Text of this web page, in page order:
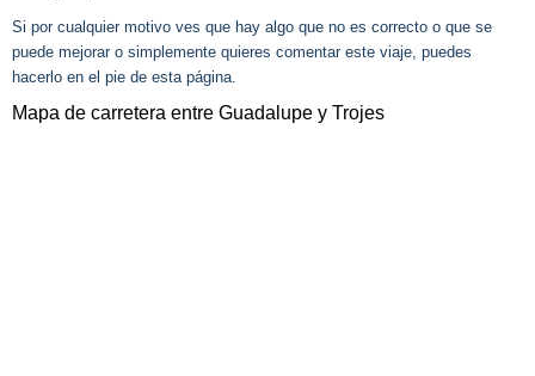
Si por cualquier motivo ves que hay algo que no es correcto o que se
puede mejorar o simplemente quieres comentar este viaje, puedes
hacerlo en el pie de esta página.
Mapa de carretera entre Guadalupe y Trojes